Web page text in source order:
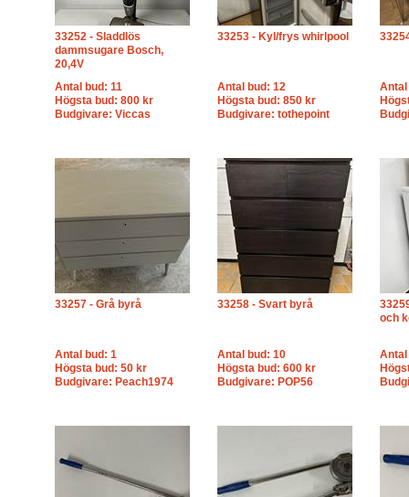
33252 - Sladdlös
dammsugare Bosch,
20,4V
Antal bud: 11
Högsta bud: 800 kr
Budgivare: Viccas
33253 - Kyl/frys whirlpool
Antal bud: 12
Högsta bud: 850 kr
Budgivare: tothepoint
Antal
33257 - Grå byrå
Antal bud: 1
Högsta bud: 50 kr
Budgivare: Peach1974
33258 - Svart byrå
Antal bud: 10
Högsta bud: 600 kr
Budgivare: POP56
och
Antal